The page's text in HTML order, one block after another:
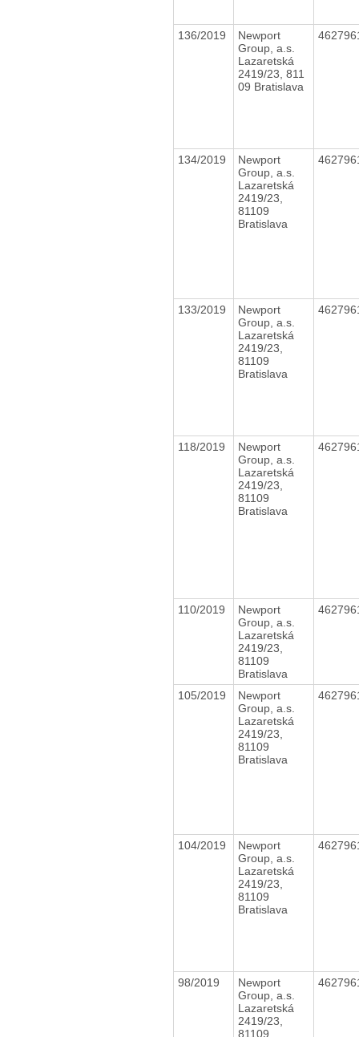
136/2019
Newport
Group, a.s.
Lazaretská
2419/23, 811
09 Bratislava
134/2019
Newport
Group, a.s.
Lazaretská
2419/23,
81109
Bratislava
133/2019
Newport
Group, a.s.
Lazaretská
2419/23,
81109
Bratislava
118/2019
Newport
Group, a.s.
Lazaretská
2419/23,
81109
Bratislava
110/2019
Newport
Group, a.s.
Lazaretská
2419/23,
81109
Bratislava
105/2019
Newport
Group, a.s.
Lazaretská
2419/23,
81109
Bratislava
104/2019
Newport
Group, a.s.
Lazaretská
2419/23,
81109
Bratislava
98/2019
Newport
Group, a.s.
Lazaretská
2419/23,
81109